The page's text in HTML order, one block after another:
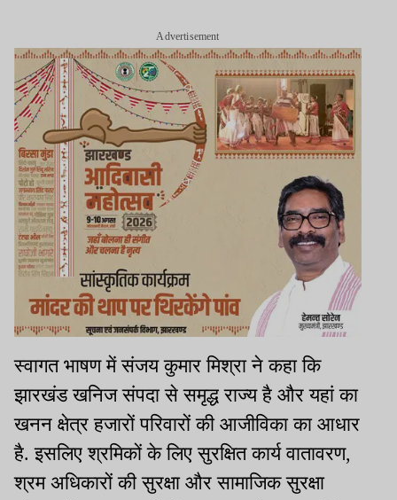
Advertisement
स्वागत भाषण में संजय कुमार मिश्रा ने कहा कि
झारखंड खनिज संपदा से समृद्ध राज्य है और यहां का
खनन क्षेत्र हजारों परिवारों की आजीविका का आधार
है. इसलिए श्रमिकों के लिए सुरक्षित कार्य वातावरण,
श्रम अधिकारों की सुरक्षा और सामाजिक सुरक्षा